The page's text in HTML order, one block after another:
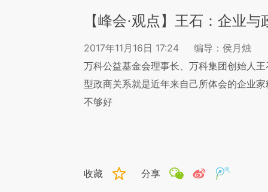
【峰会·观点】王石：企业
2017年11月16日 17:24
编导：侯月烛
万科公益基金会理事长、万科集团创始人
型政商关系就是近年来自己所体会的企业
不够好
收藏 分享